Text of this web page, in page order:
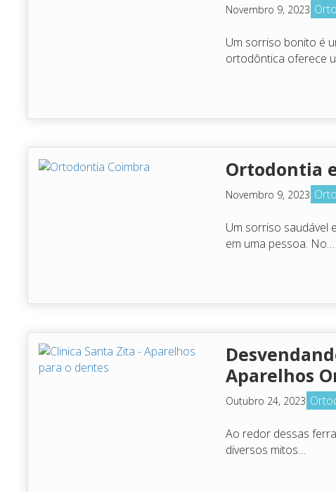
Novembro 9, 2023
Um sorriso bonito é
ortodôntica oferece
Ortodontia
Novembro 9, 2023
Um sorriso saudável
em uma pessoa. No…
Aparelhos
Outubro 24, 2023
Ao redor dessas
diversos mitos…